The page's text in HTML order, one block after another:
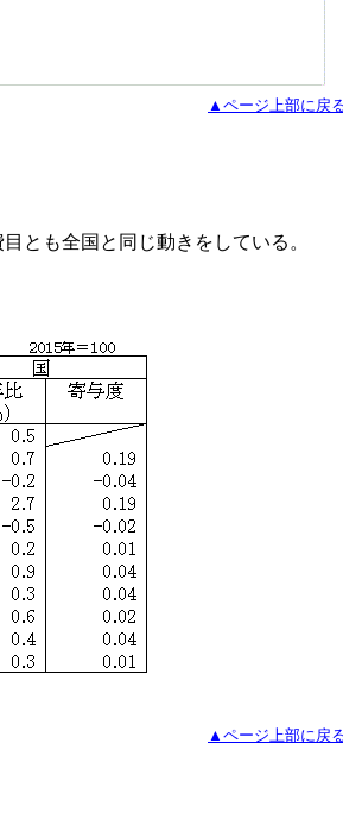
▲ページ上部に戻
とも全国と同じ動きをしている。
▲ページ上部に戻